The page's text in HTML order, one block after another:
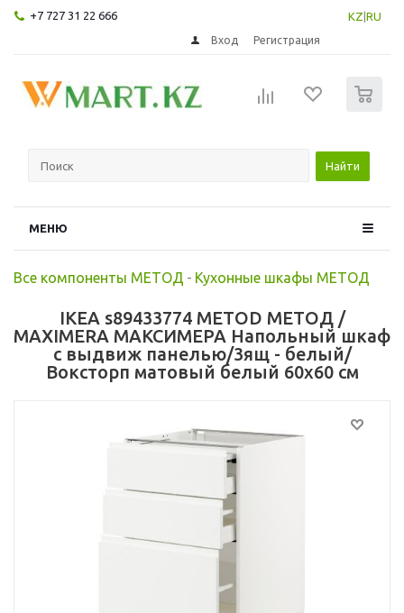
+7 727 31 22 666 KZ RU
Вход Регистрация
Найти
МЕНЮ
Все компоненты МЕТОД - Кухонные шкафы МЕТОД
IKEA s89433774 METOD МЕТОД /
MAXIMERA МАКСИМЕРА Напольный шкаф
с выдвиж панелью/3ящ - белый/
Воксторп матовый белый 60x60 см